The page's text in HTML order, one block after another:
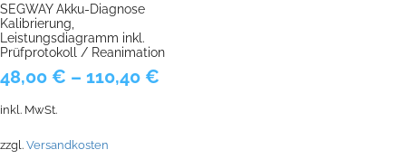
SEGWAY Akku-Diagnose
Kalibrierung,
Leistungsdiagramm inkl.
Prüfprotokoll / Reanimation
48,00 € – 110,40 €
inkl. MwSt.
zzgl. Versandkosten